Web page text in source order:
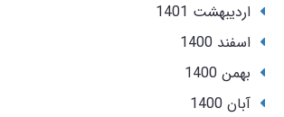
ارديبهشت 1401
اسفند 1400
بهمن 1400
آبان 1400